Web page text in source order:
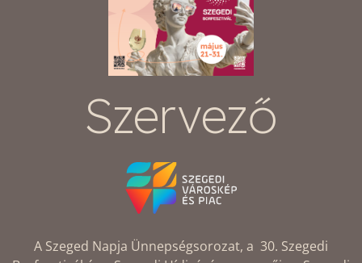
Szervező
A Szeged Napja Ünnepségsorozat, a 30. Szegedi